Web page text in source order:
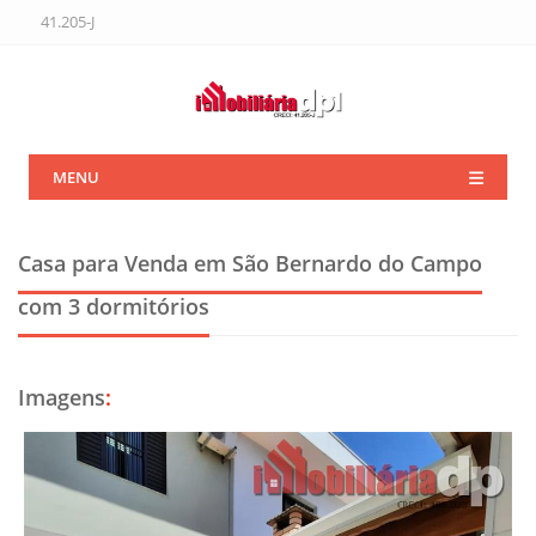
41.205-J
MENU
Casa para Venda em São Bernardo do Campo
com 3 dormitórios
Imagens: